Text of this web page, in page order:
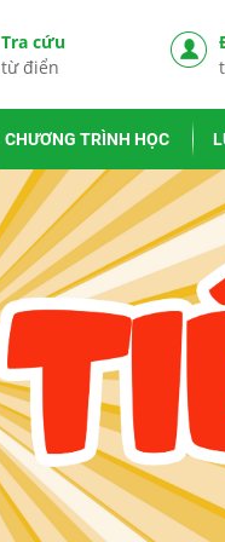
Tra cứu
từ điển
CHƯƠNG TRÌNH HỌC